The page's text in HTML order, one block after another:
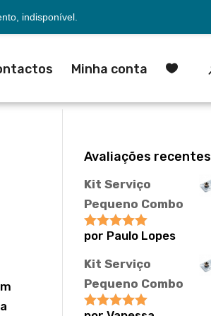
indisponível.
Minha conta 
Avaliações recentes
Kit Serviço
Pequeno Combo
Avaliação5
por Paulo Lopes
Kit Serviço
Pequeno Combo